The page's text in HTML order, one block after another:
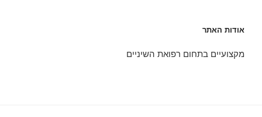
אודות האתר
מקצועיים בתחום רפואת השיניים